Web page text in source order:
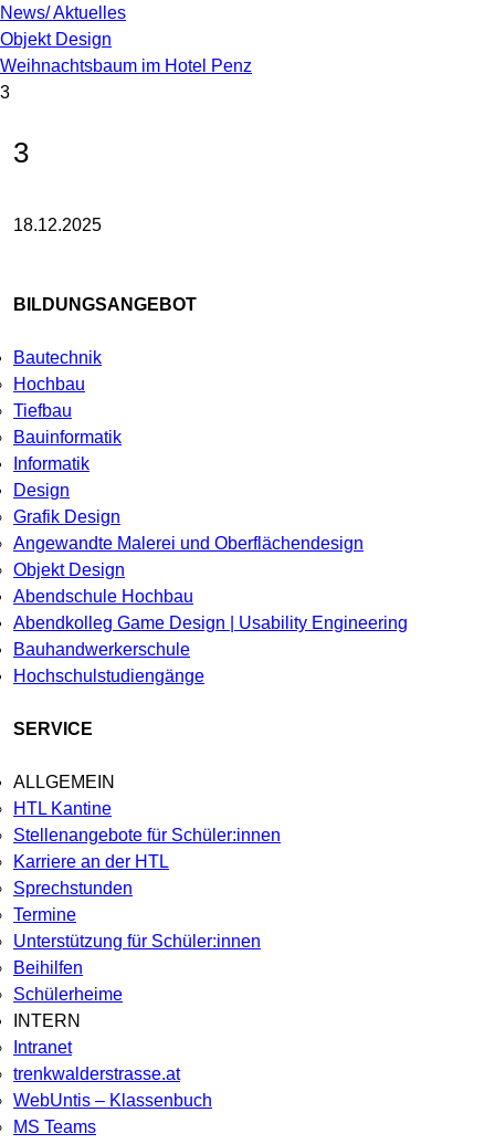
News/ Aktuelles
Objekt Design
Weihnachtsbaum im Hotel Penz
3
3
18.12.2025
BILDUNGSANGEBOT
Bautechnik
Hochbau
Tiefbau
Bauinformatik
Informatik
Design
Grafik Design
Angewandte Malerei und Oberflächendesign
Objekt Design
Abendschule Hochbau
Abendkolleg Game Design | Usability Engineering
Bauhandwerkerschule
Hochschulstudiengänge
SERVICE
ALLGEMEIN
HTL Kantine
Stellenangebote für Schüler:innen
Karriere an der HTL
Sprechstunden
Termine
Unterstützung für Schüler:innen
Beihilfen
Schülerheime
INTERN
Intranet
trenkwalderstrasse.at
WebUntis – Klassenbuch
MS Teams